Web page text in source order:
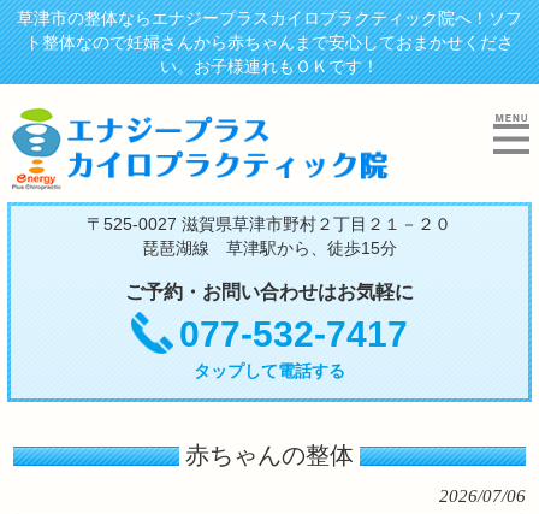
草津市の整体ならエナジープラスカイロプラクティック院へ！ソフ
ト整体なので妊婦さんから赤ちゃんまで安心しておまかせくださ
い。お子様連れもＯＫです！
〒525-0027 滋賀県草津市野村２丁目２１－２０
琵琶湖線 草津駅から、徒歩15分
ご予約・お問い合わせはお気軽に
077-532-7417
タップして電話する
赤ちゃんの整体
2026/07/06